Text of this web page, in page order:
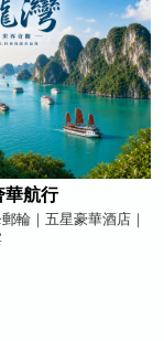
華航行
輪｜五星豪華酒店｜